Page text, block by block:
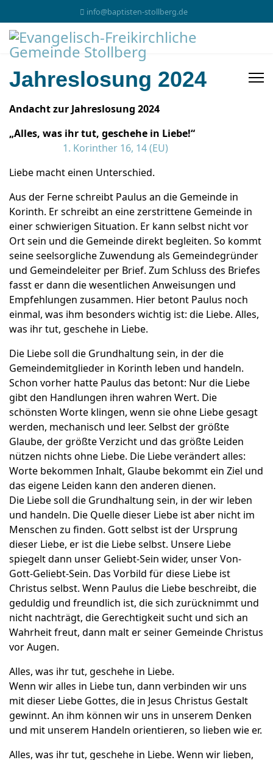
info@baptisten-stollberg.de
Jahreslosung 2024
Andacht zur Jahreslosung 2024
„Alles, was ihr tut, geschehe in Liebe!“
1. Korinther 16, 14 (EU)
Liebe macht einen Unterschied.
Aus der Ferne schreibt Paulus an die Gemeinde in
Korinth. Er schreibt an eine zerstrittene Gemeinde in
einer schwierigen Situation. Er kann selbst nicht vor
Ort sein und die Gemeinde direkt begleiten. So kommt
seine seelsorgliche Zuwendung als Gemeindegründer
und Gemeindeleiter per Brief. Zum Schluss des Briefes
fasst er dann die wesentlichen Anweisungen und
Empfehlungen zusammen. Hier betont Paulus noch
einmal, was ihm besonders wichtig ist: die Liebe. Alles,
was ihr tut, geschehe in Liebe.
Die Liebe soll die Grundhaltung sein, in der die
Gemeindemitglieder in Korinth leben und handeln.
Schon vorher hatte Paulus das betont: Nur die Liebe
gibt den Handlungen ihren wahren Wert. Die
schönsten Worte klingen, wenn sie ohne Liebe gesagt
werden, mechanisch und leer. Selbst der größte
Glaube, der größte Verzicht und das größte Leiden
nützen nichts ohne Liebe. Die Liebe verändert alles:
Worte bekommen Inhalt, Glaube bekommt ein Ziel und
das eigene Leiden kann den anderen dienen.
Die Liebe soll die Grundhaltung sein, in der wir leben
und handeln. Die Quelle dieser Liebe ist aber nicht im
Menschen zu finden. Gott selbst ist der Ursprung
dieser Liebe, er ist die Liebe selbst. Unsere Liebe
spiegelt dann unser Geliebt-Sein wider, unser Von-
Gott-Geliebt-Sein. Das Vorbild für diese Liebe ist
Christus selbst. Wenn Paulus die Liebe beschreibt, die
geduldig und freundlich ist, die sich zurücknimmt und
nicht nachträgt, die Gerechtigkeit sucht und sich an
Wahrheit freut, dann malt er seiner Gemeinde Christus
vor Augen.
Alles, was ihr tut, geschehe in Liebe.
Wenn wir alles in Liebe tun, dann verbinden wir uns
mit dieser Liebe Gottes, die in Jesus Christus Gestalt
gewinnt. An ihm können wir uns in unserem Denken
und mit unserem Handeln orientieren, so lieben wie er.
Alles, was ihr tut, geschehe in Liebe. Wenn wir lieben,